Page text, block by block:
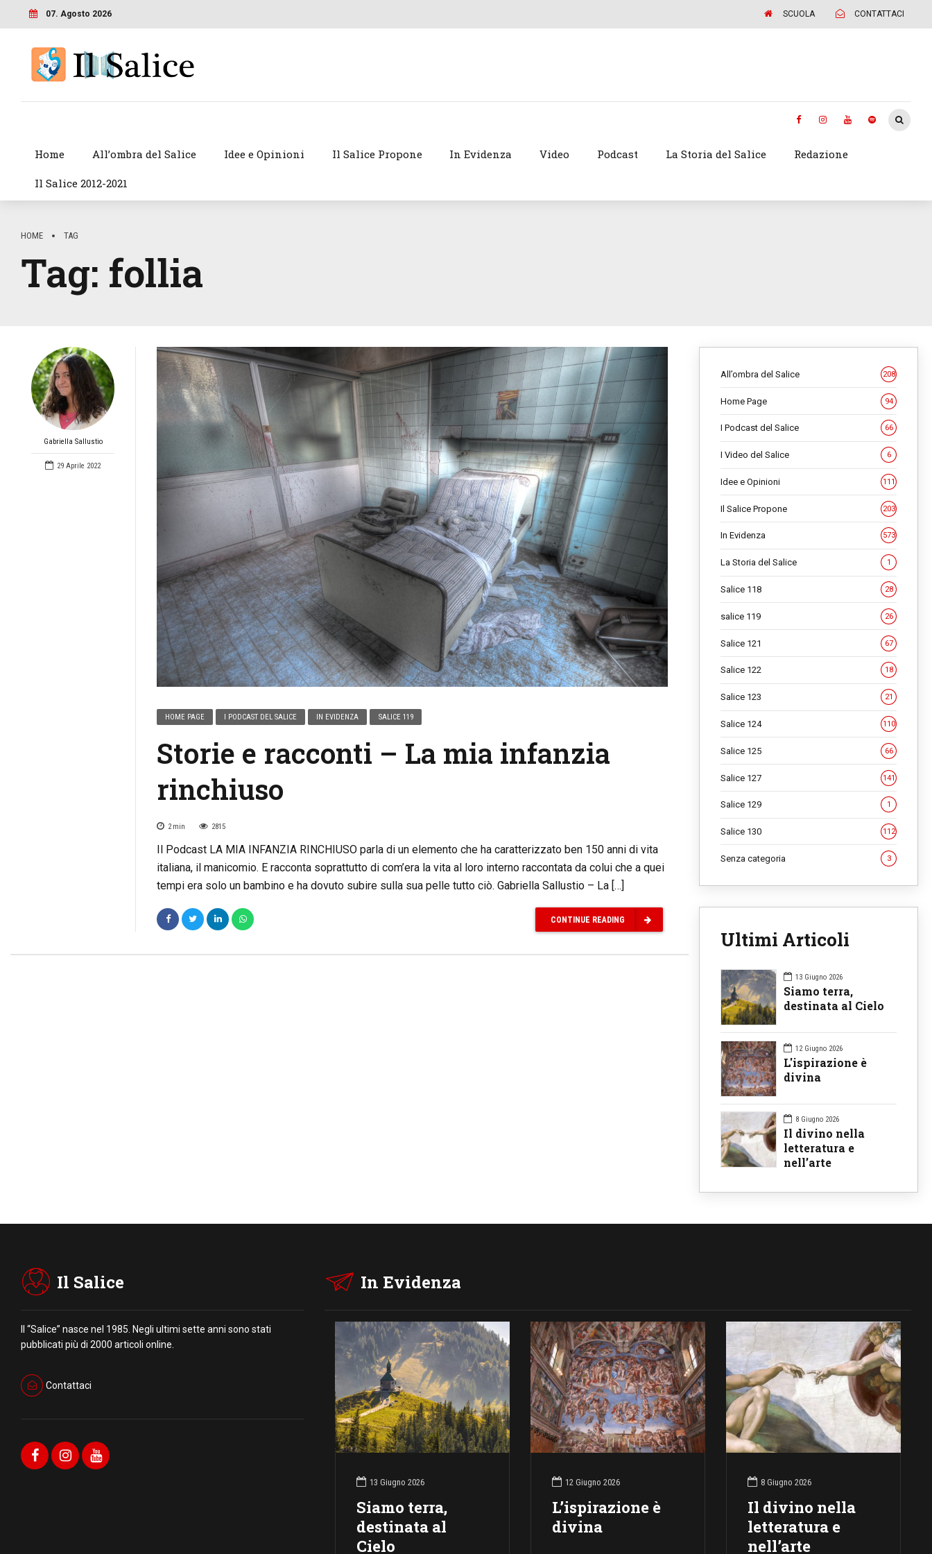
07. Agosto 2026 SCUOLA CONTATTACI
Home All’ombra del Salice Idee e Opinioni Il Salice Propone In Evidenza Video Podcast La Storia del Salice Redazione
Il Salice 2012-2021
HOME TAG
Tag: follia
Gabriella Sallustio
29 Aprile 2022
HOME PAGE I PODCAST DEL SALICE IN EVIDENZA SALICE 119
Storie e racconti – La mia infanzia
rinchiuso
2 min 2815
Il Podcast LA MIA INFANZIA RINCHIUSO parla di un elemento che ha caratterizzato ben 150 anni di vita
italiana, il manicomio. E racconta soprattutto di com’era la vita al loro interno raccontata da colui che a quei
tempi era solo un bambino e ha dovuto subire sulla sua pelle tutto ciò. Gabriella Sallustio – La […]
CONTINUE READING
All’ombra del Salice 208
Home Page 94
I Podcast del Salice 66
I Video del Salice 6
Idee e Opinioni 111
Il Salice Propone 203
In Evidenza 573
La Storia del Salice 1
Salice 118 28
salice 119 26
Salice 121 67
Salice 122 18
Salice 123 21
Salice 124 110
Salice 125 66
Salice 127 141
Salice 129 1
Salice 130 112
Senza categoria 3
Ultimi Articoli
13 Giugno 2026
Siamo terra,
destinata al Cielo
12 Giugno 2026
L'ispirazione è
divina
8 Giugno 2026
Il divino nella
letteratura e
nell’arte
Il Salice
Il “Salice” nasce nel 1985. Negli ultimi sette anni sono stati
pubblicati più di 2000 articoli online.
Contattaci
In Evidenza
13 Giugno 2026
Siamo terra,
destinata al
Cielo
12 Giugno 2026
L’ispirazione è
divina
8 Giugno 2026
Il divino nella
letteratura e
nell’arte